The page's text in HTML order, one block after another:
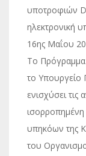
υποτροφιών
ηλεκτρονική
16ης Μαΐου
Το Πρόγραμμα
το Υπουργείο
ενισχύσει τις
ισορροπημένη
υπηκόων της
του